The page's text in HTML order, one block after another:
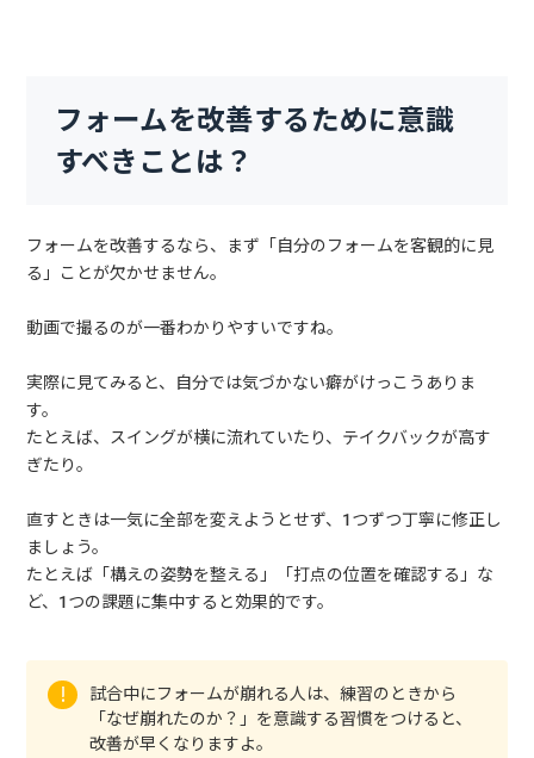
フォームを改善するために意識
すべきことは？
フォームを改善するなら、まず「自分のフォームを客観的に見
る」ことが欠かせません。
動画で撮るのが一番わかりやすいですね。
実際に見てみると、自分では気づかない癖がけっこうありま
す。
たとえば、スイングが横に流れていたり、テイクバックが高す
ぎたり。
直すときは一気に全部を変えようとせず、1つずつ丁寧に修正し
ましょう。
たとえば「構えの姿勢を整える」「打点の位置を確認する」な
ど、1つの課題に集中すると効果的です。
試合中にフォームが崩れる人は、練習のときから
「なぜ崩れたのか？」を意識する習慣をつけると、
改善が早くなりますよ。